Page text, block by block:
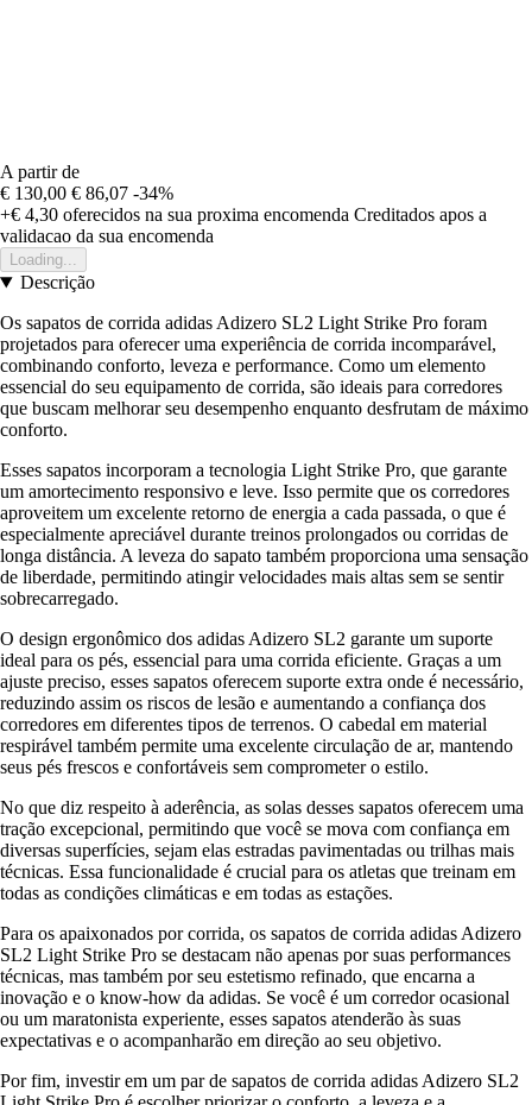
A partir de
€ 130,00 € 86,07 -34%
+€ 4,30 oferecidos na sua proxima encomenda Creditados apos a
validacao da sua encomenda
Loading...
Descrição
Os sapatos de corrida adidas Adizero SL2 Light Strike Pro foram
projetados para oferecer uma experiência de corrida incomparável,
combinando conforto, leveza e performance. Como um elemento
essencial do seu equipamento de corrida, são ideais para corredores
que buscam melhorar seu desempenho enquanto desfrutam de máximo
conforto.
Esses sapatos incorporam a tecnologia Light Strike Pro, que garante
um amortecimento responsivo e leve. Isso permite que os corredores
aproveitem um excelente retorno de energia a cada passada, o que é
especialmente apreciável durante treinos prolongados ou corridas de
longa distância. A leveza do sapato também proporciona uma sensação
de liberdade, permitindo atingir velocidades mais altas sem se sentir
sobrecarregado.
O design ergonômico dos adidas Adizero SL2 garante um suporte
ideal para os pés, essencial para uma corrida eficiente. Graças a um
ajuste preciso, esses sapatos oferecem suporte extra onde é necessário,
reduzindo assim os riscos de lesão e aumentando a confiança dos
corredores em diferentes tipos de terrenos. O cabedal em material
respirável também permite uma excelente circulação de ar, mantendo
seus pés frescos e confortáveis sem comprometer o estilo.
No que diz respeito à aderência, as solas desses sapatos oferecem uma
tração excepcional, permitindo que você se mova com confiança em
diversas superfícies, sejam elas estradas pavimentadas ou trilhas mais
técnicas. Essa funcionalidade é crucial para os atletas que treinam em
todas as condições climáticas e em todas as estações.
Para os apaixonados por corrida, os sapatos de corrida adidas Adizero
SL2 Light Strike Pro se destacam não apenas por suas performances
técnicas, mas também por seu estetismo refinado, que encarna a
inovação e o know-how da adidas. Se você é um corredor ocasional
ou um maratonista experiente, esses sapatos atenderão às suas
expectativas e o acompanharão em direção ao seu objetivo.
Por fim, investir em um par de sapatos de corrida adidas Adizero SL2